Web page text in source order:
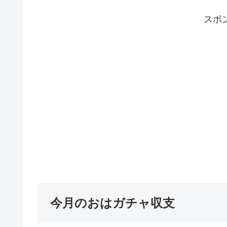
スポ
今月のおはガチャ収支